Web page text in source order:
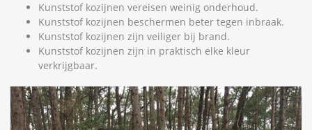
Kunststof kozijnen vereisen weinig onderhoud.
Kunststof kozijnen beschermen beter tegen inbraak.
Kunststof kozijnen zijn veiliger bij brand.
Kunststof kozijnen zijn in praktisch elke kleur
verkrijgbaar.